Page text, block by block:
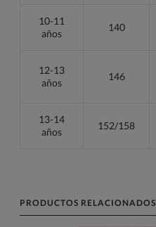
10-11
años
140
12-13
años
146
13-14
años
152/158
PRODUCTOS RELACIONADOS